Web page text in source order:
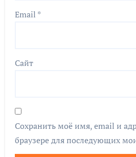
Email *
Сайт
Сохранить моё имя, email и
браузере для последующих